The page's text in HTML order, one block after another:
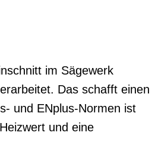
im Sägewerk
Das schafft einen
und ENplus-Normen ist
und eine